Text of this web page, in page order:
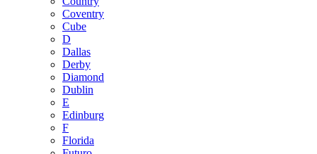
Coventry
Cube
D
Dallas
Derby
Diamond
Dublin
E
Edinburg
F
Florida